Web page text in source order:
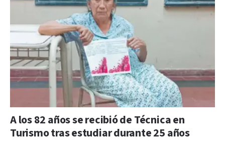
A los 82 años se recibió de Técnica en
Turismo tras estudiar durante 25 años